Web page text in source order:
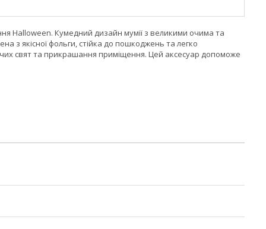
Halloween. Кумедний дизайн мумії з великими очима та
з якісної фольги, стійка до пошкоджень та легко
свят та прикрашання приміщення. Цей аксесуар допоможе